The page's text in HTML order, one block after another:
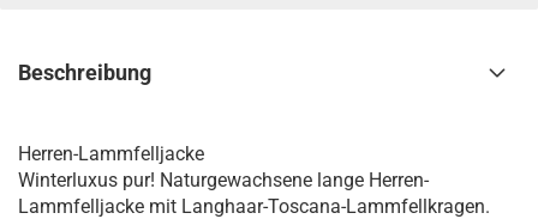
Beschreibung
Herren-Lammfelljacke
Winterluxus pur! Naturgewachsene lange Herren-
Lammfelljacke mit Langhaar-Toscana-Lammfellkragen.